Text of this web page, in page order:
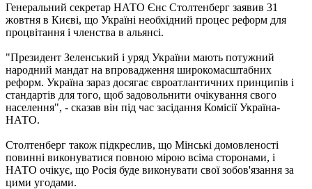
Генеральний секретар НАТО Єнс Столтенберг заявив 31
жовтня в Києві, що Україні необхідний процес реформ для
процвітання і членства в альянсі.
"Президент Зеленський і уряд України мають потужний
народний мандат на впровадження широкомасштабних
реформ. Україна зараз досягає євроатлантичних принципів і
стандартів для того, щоб задовольнити очікування свого
населення", - сказав він під час засідання Комісії Україна-
НАТО.
Столтенберг також підкреслив, що Мінські домовленості
повинні виконуватися повною мірою всіма сторонами, і
НАТО очікує, що Росія буде виконувати свої зобов'язання за
цими угодами.